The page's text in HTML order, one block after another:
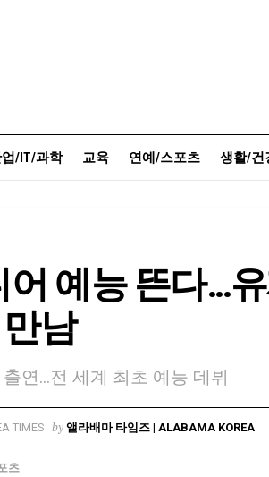
/IT/과학 교육 연예/스포츠 생활/건
어 예능 뜬다…
남
연…전 세계 최초 예능 데뷔
by 앨라배마 타임즈 | ALABAMA KOREA
츠